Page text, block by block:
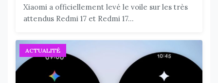
Xiaomi a officiellement levé le voile sur les très
attendus Redmi 17 et Redmi 17...
ACTUALITÉ